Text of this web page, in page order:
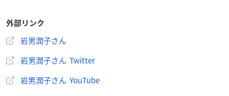
外部リンク
岩男潤子さん
岩男潤子さん Twitter
岩男潤子さん YouTube